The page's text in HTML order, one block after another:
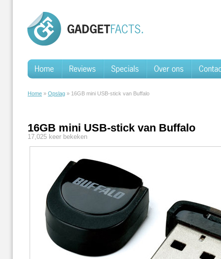
Home » Opslag » 16GB mini USB-stick van Buffalo
16GB mini USB-stick van Buffalo
17,025 keer bekeken